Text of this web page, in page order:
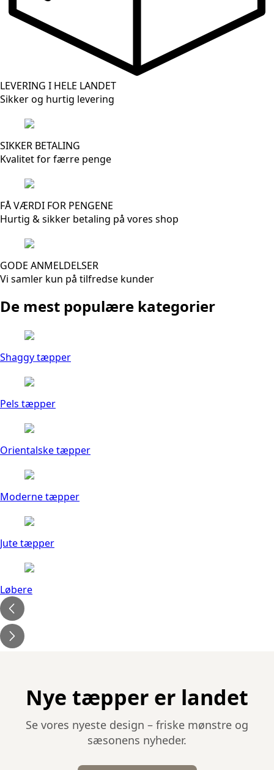
LEVERING I HELE LANDET
Sikker og hurtig levering
SIKKER BETALING
Kvalitet for færre penge
FÅ VÆRDI FOR PENGENE
Hurtig & sikker betaling på vores shop
GODE ANMELDELSER
Vi samler kun på tilfredse kunder
De mest populære kategorier
Shaggy tæpper
Pels tæpper
Orientalske tæpper
Moderne tæpper
Jute tæpper
Løbere
Nye tæpper er landet
Se vores nyeste design – friske mønstre og
sæsonens nyheder.